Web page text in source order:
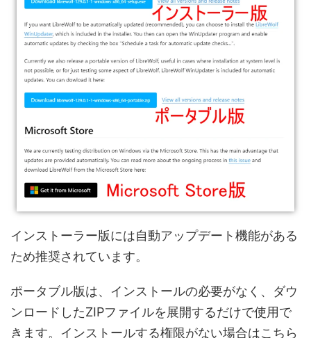
インストーラー版には自動アップデート機能がある
ため推奨されています。
ポータブル版は、インストールの必要がなく、ダウ
ンロードしたZIPファイルを展開するだけで使用で
きます。インストールする権限がない場合はこちら